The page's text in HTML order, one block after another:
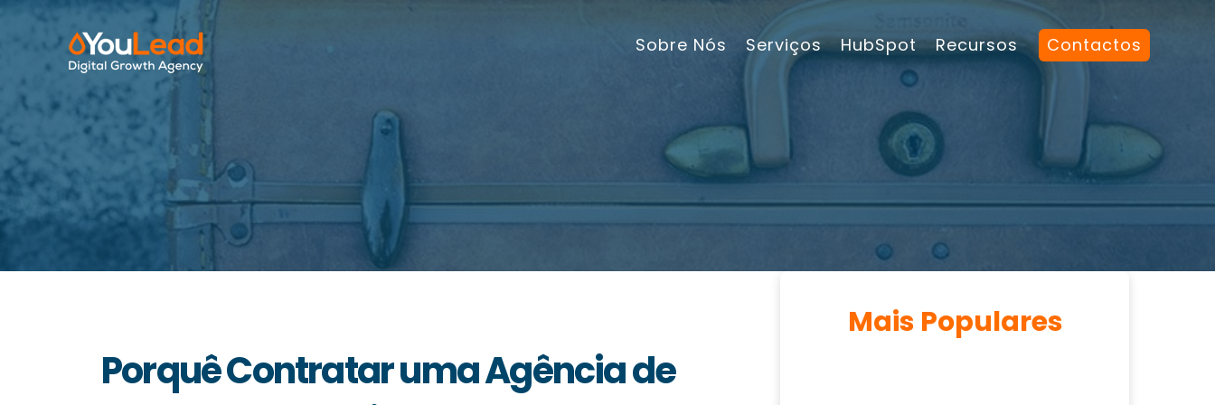
Sobre Nós Serviços HubSpot Recursos Contactos
Porquê Contratar uma Agência de
Mais Populares